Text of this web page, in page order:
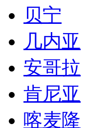
贝宁
几内亚
安哥拉
肯尼亚
喀麦隆